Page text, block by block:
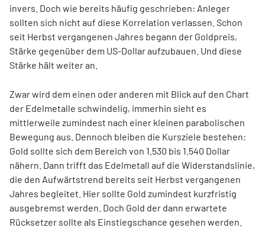
invers. Doch wie bereits häufig geschrieben: Anleger
sollten sich nicht auf diese Korrelation verlassen. Schon
seit Herbst vergangenen Jahres begann der Goldpreis,
Stärke gegenüber dem US-Dollar aufzubauen. Und diese
Stärke hält weiter an.
Zwar wird dem einen oder anderen mit Blick auf den Chart
der Edelmetalle schwindelig, immerhin sieht es
mittlerweile zumindest nach einer kleinen parabolischen
Bewegung aus. Dennoch bleiben die Kursziele bestehen:
Gold sollte sich dem Bereich von 1.530 bis 1.540 Dollar
nähern. Dann trifft das Edelmetall auf die Widerstandslinie,
die den Aufwärtstrend bereits seit Herbst vergangenen
Jahres begleitet. Hier sollte Gold zumindest kurzfristig
ausgebremst werden. Doch Gold der dann erwartete
Rücksetzer sollte als Einstiegschance gesehen werden.